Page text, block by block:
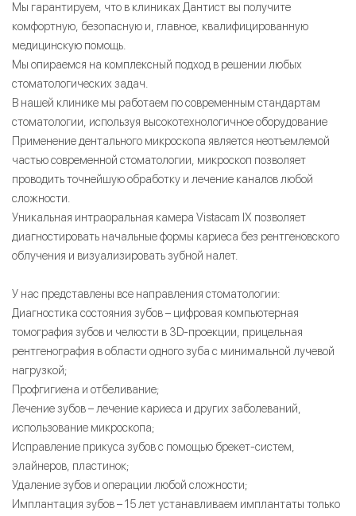
Мы гарантируем, что в клиниках Дантист вы получите
комфортную, безопасную и, главное, квалифицированную
медицинскую помощь.
Мы опираемся на комплексный подход в решении любых
стоматологических задач.
В нашей клинике мы работаем по современным стандартам
стоматологии, используя высокотехнологичное оборудование
Применение дентального микроскопа является неотъемлемой
частью современной стоматологии, микроскоп позволяет
проводить точнейшую обработку и лечение каналов любой
сложности.
Уникальная интраоральная камера Vistacam IX позволяет
диагностировать начальные формы кариеса без рентгеновского
облучения и визуализировать зубной налет.
У нас представлены все направления стоматологии:
Диагностика состояния зубов – цифровая компьютерная
томография зубов и челюсти в 3D-проекции, прицельная
рентгенография в области одного зуба с минимальной лучевой
нагрузкой;
Профгигиена и отбеливание;
Лечение зубов – лечение кариеса и других заболеваний,
использование микроскопа;
Исправление прикуса зубов с помощью брекет-систем,
элайнеров, пластинок;
Удаление зубов и операции любой сложности;
Имплантация зубов – 15 лет устанавливаем имплантаты только